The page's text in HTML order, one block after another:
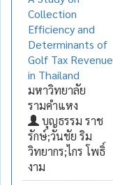
Collection
Efficiency and
Determinants of
Golf Tax Revenue
in Thailand
มหาวิทยาลัย
รามคำแหง
บุญธรรม ราช
รักษ์;วันชัย ริม
วิทยากร;ไกร โพธิ์
งาม